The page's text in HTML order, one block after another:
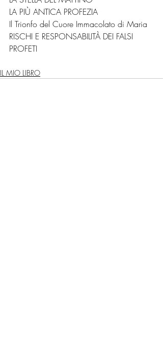
LA PIÙ ANTICA PROFEZIA
Il Trionfo del Cuore Immacolato di Maria
RISCHI E RESPONSABILITÀ DEI FALSI
PROFETI
IL MIO LIBRO